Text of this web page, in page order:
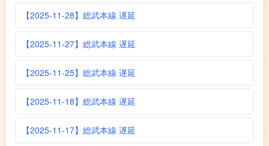
【2025-11-28】総武本線 遅延
【2025-11-27】総武本線 遅延
【2025-11-25】総武本線 遅延
【2025-11-18】総武本線 遅延
【2025-11-17】総武本線 遅延